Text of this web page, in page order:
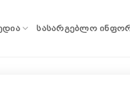
ᲡᲐᲡᲐᲠᲒᲔᲑᲚᲝ